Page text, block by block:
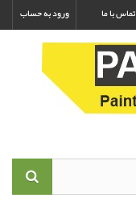
ورود به حساب تماس با ما